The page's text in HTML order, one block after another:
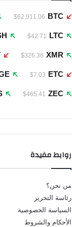
BTC
$62,911.06
LTC
$42.71
XMR
$326.36
ETC
$7.03
ZEC
$465.41
روابط مفيدة
من نحن؟
رئاسة التحرير
السياسة الخصوصية
الأحكام والشروط